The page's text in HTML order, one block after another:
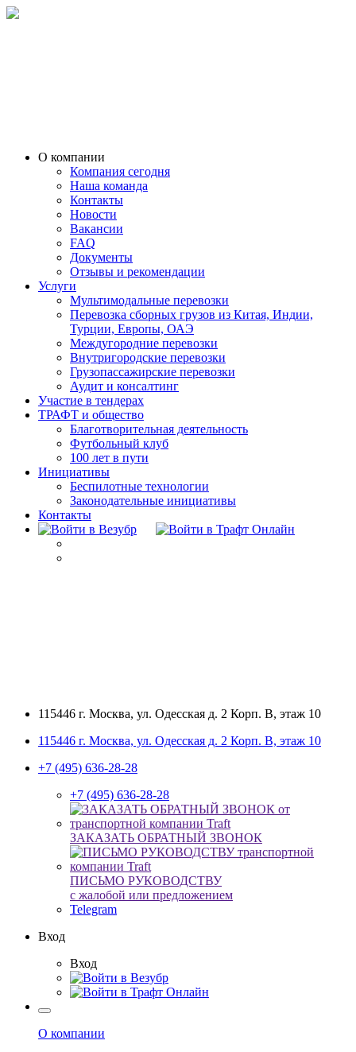
О компании
Компания сегодня
Наша команда
Контакты
Новости
Вакансии
FAQ
Документы
Отзывы и рекомендации
Услуги
Мультимодальные перевозки
Перевозка сборных грузов из Китая, Индии,
Турции, Европы, ОАЭ
Междугородние перевозки
Внутригородские перевозки
Грузопассажирские перевозки
Аудит и консалтинг
Участие в тендерах
ТРАФТ и общество
Благотворительная деятельность
Футбольный клуб
100 лет в пути
Инициативы
Беспилотные технологии
Законодательные инициативы
Контакты
115446 г. Москва, ул. Одесская д. 2 Корп. В, этаж 10
115446 г. Москва, ул. Одесская д. 2 Корп. В, этаж 10
+7 (495) 636-28-28
+7 (495) 636-28-28
ЗАКАЗАТЬ ОБРАТНЫЙ ЗВОНОК
ПИСЬМО РУКОВОДСТВУ
с жалобой или предложением
Telegram
Вход
Вход
О компании